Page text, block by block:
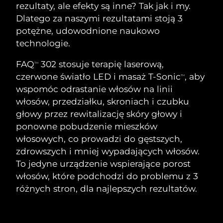
rezultaty, ale efekty są inne? Tak jak i my.
Dlatego za naszymi rezultatami stoją 3
potężne, udowodnione naukowo
technologie.
FAQTM
302 stosuje terapię laserową,
czerwone światło LED i masaż T-SonicTM, aby
wspomóc odrastanie włosów na linii
włosów, przedziałku, skroniach i czubku
głowy przez rewitalizację skóry głowy i
ponowne pobudzenie mieszków
włosowych, co prowadzi do gęstszych,
zdrowszych i mniej wypadających włosów.
To jedyne urządzenie wspierające porost
włosów, które podchodzi do problemu z 3
różnych stron, dla najlepszych rezultatów.
URODY
Oczyszczanie twarzy
LUNA™ 4 zestaw
Anti-aging massage
LUNA™ 4 Plus
Massage, LED heating
LUNA™ 4 Men
Lifting twarzy
BEAR™ 2 zestaw
Microcurrent toning
BEAR™ 2 go
Microcurrent toning on-the-go
BEAR™ 2 eyes & lips
Nawilżenie
UFO™ 3 zestaw
Deep facial hydration
UFO™ 3 LED
Pielęgnacja jamy
ustnej
issa™ 4
Hybrid silicone sonic toothbrush
FAQ™ ZABIEG ANTI-AGING
NEW
Australia
Austria
Oczekiwany czas dostawy
8/11/26
Bahrajn
Oczekiwany czas dostawy
8/12/26
Belgia
Oczekiwany czas dostawy
Bermudy
Oczekiwany czas dostawy
8/17/26
Bośnia i
Oczekiwany czas dostawy